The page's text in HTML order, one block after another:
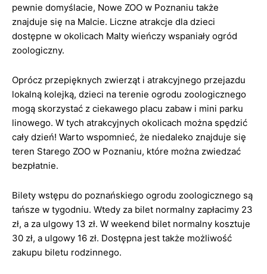
pewnie domyślacie, Nowe ZOO w Poznaniu także
znajduje się na Malcie. Liczne atrakcje dla dzieci
dostępne w okolicach Malty wieńczy wspaniały ogród
zoologiczny.
Oprócz przepięknych zwierząt i atrakcyjnego przejazdu
lokalną kolejką, dzieci na terenie ogrodu zoologicznego
mogą skorzystać z ciekawego placu zabaw i mini parku
linowego. W tych atrakcyjnych okolicach można spędzić
cały dzień! Warto wspomnieć, że niedaleko znajduje się
teren Starego ZOO w Poznaniu, które można zwiedzać
bezpłatnie.
Bilety wstępu do poznańskiego ogrodu zoologicznego są
tańsze w tygodniu. Wtedy za bilet normalny zapłacimy 23
zł, a za ulgowy 13 zł. W weekend bilet normalny kosztuje
30 zł, a ulgowy 16 zł. Dostępna jest także możliwość
zakupu biletu rodzinnego.